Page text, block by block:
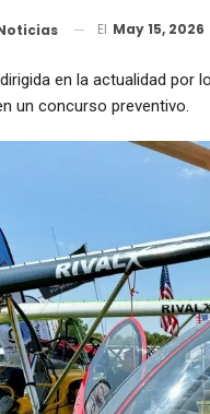
El May 15, 2026
en la actualidad por
un concurso preventivo.